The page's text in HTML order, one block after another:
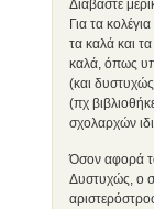
Διαβάστε
Για τα
τα καλά και
καλά, όπως
(και
(πχ
σχολαρχών
Όσον αφορά
Δυστυχώς, ο